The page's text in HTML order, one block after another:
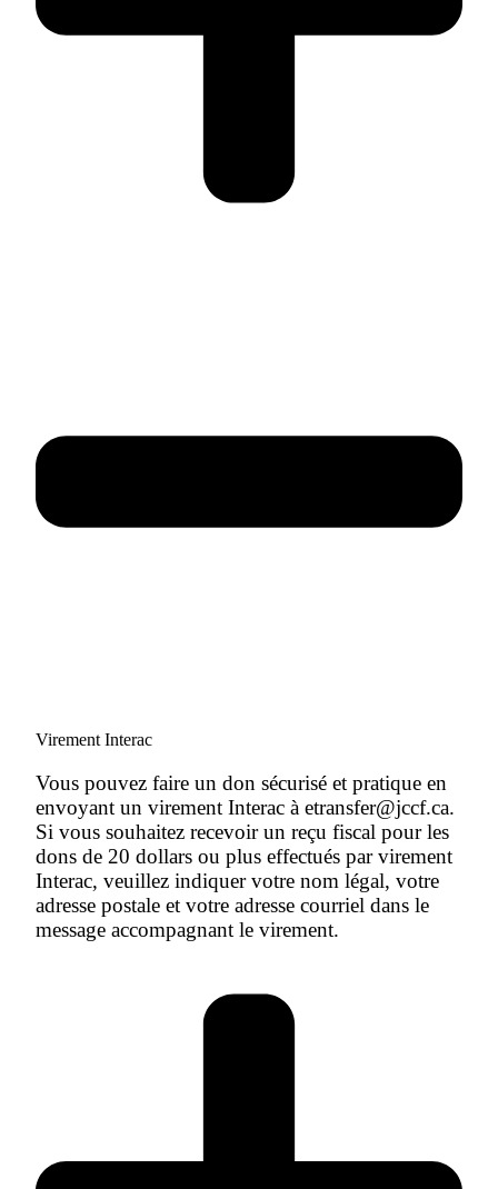
Virement Interac
Vous pouvez faire un don sécurisé et pratique en
envoyant un virement Interac à etransfer@jccf.ca.
Si vous souhaitez recevoir un reçu fiscal pour les
dons de 20 dollars ou plus effectués par virement
Interac, veuillez indiquer votre nom légal, votre
adresse postale et votre adresse courriel dans le
message accompagnant le virement.